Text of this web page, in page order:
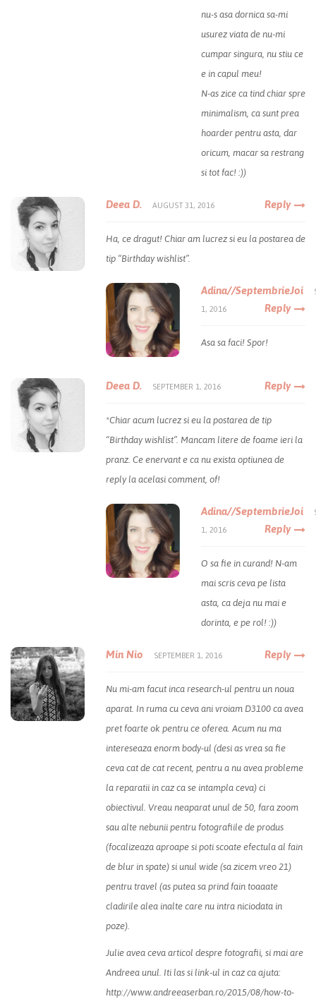
nu-s asa dornica sa-mi
usurez viata de nu-mi
cumpar singura, nu stiu ce
e in capul meu!
N-as zice ca tind chiar spre
minimalism, ca sunt prea
hoarder pentru asta, dar
oricum, macar sa restrang
si tot fac! :))
Deea D. AUGUST 31, 2016 Reply
Ha, ce dragut! Chiar am lucrez si eu la postarea de
tip “Birthday wishlist”.
Adina//SeptembrieJoi
1, 2016 Reply
Asa sa faci! Spor!
Deea D. SEPTEMBER 1, 2016 Reply
*Chiar acum lucrez si eu la postarea de tip
“Birthday wishlist”. Mancam litere de foame ieri la
pranz. Ce enervant e ca nu exista optiunea de
reply la acelasi comment, of!
Adina//SeptembrieJoi
1, 2016 Reply
O sa fie in curand! N-am
mai scris ceva pe lista
asta, ca deja nu mai e
dorinta, e pe rol! :))
Min Nio SEPTEMBER 1, 2016 Reply
Nu mi-am facut inca research-ul pentru un noua
aparat. In ruma cu ceva ani vroiam D3100 ca avea
pret foarte ok pentru ce oferea. Acum nu ma
intereseaza enorm body-ul (desi as vrea sa fie
ceva cat de cat recent, pentru a nu avea probleme
la reparatii in caz ca se intampla ceva) ci
obiectivul. Vreau neaparat unul de 50, fara zoom
sau alte nebunii pentru fotografiile de produs
(focalizeaza aproape si poti scoate efectula al fain
de blur in spate) si unul wide (sa zicem vreo 21)
pentru travel (as putea sa prind fain toaaate
cladirile alea inalte care nu intra niciodata in
poze).
Julie avea ceva articol despre fotografii, si mai are
Andreea unul. Iti las si link-ul in caz ca ajuta:
http://www.andreeaserban.ro/2015/08/how-to-